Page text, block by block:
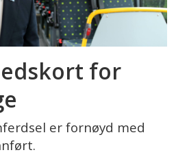
for
er fornøyd med